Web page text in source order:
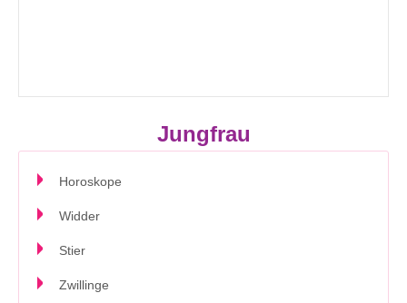
Jungfrau
Horoskope
Widder
Stier
Zwillinge